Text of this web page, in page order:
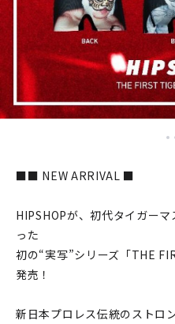
■■ NEW ARRIVAL ■
HIPSHOPが、初代タイガー
った
初の“実写”シリーズ「THE
発売！
新日本プロレス伝統のストロ